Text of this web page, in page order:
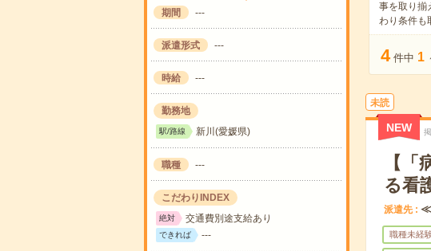
期間 ---
派遣形式 ---
時給 ---
勤務地
駅/路線 新川(愛媛県)
職種 ---
こだわりINDEX
絶対 交通費別途支給あり
できれば ---
事を取り揃
わり条件も
4 件中 1
未読
NEW
【
る看
派遣先 ≪
職種未経